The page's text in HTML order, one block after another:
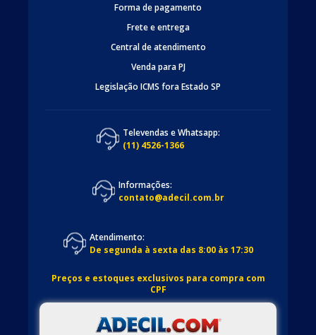
Forma de pagamento
Frete e entrega
Central de atendimento
Venda para PJ
Legislação ICMS fora Estado SP
Televendas e Whatsapp:
(11) 4526-1366
Informações:
contato@adecil.com.br
Atendimento:
De segunda à sexta das 8:00 às 17:30
Preços e estoques exclusivos para compra com
CPF